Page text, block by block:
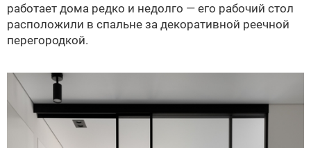
работает дома редко и недолго — его рабочий стол
расположили в спальне за декоративной реечной
перегородкой.